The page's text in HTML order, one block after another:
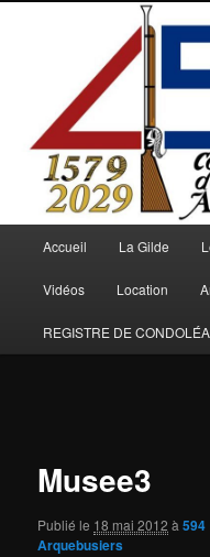
Accueil La Gilde
Vidéos Location
REGISTRE DE
Musee3
Publié le 18 mai 2012 à594
Arquebusiers